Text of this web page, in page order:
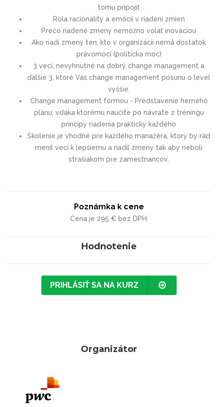
tomu pripojiť
Rola racionality a emócií v riadení zmien
Prečo riadené zmeny nemožno volať inováciou
Ako riadi zmeny ten, kto v organizácii nemá dostatok
právomocí (politicka moc)
3 veci, nevyhnutné na dobrý change management a
ďalšie 3, ktoré Váš change management posunú o level
vyššie.
Change management formou - Predstavenie herného
plánu, vďaka ktorému naučíte po návrate z tréningu
princípy riadenia prakticky každého
Školenie je vhodné pre každého manažéra, ktorý by rád
menil veci k lepšiemu a riadil zmeny tak aby neboli
strašiakom pre zamestnancov.
Poznámka k cene
Cena je 295 € bez DPH.
Hodnotenie
PRIHLÁSIŤ SA NA KURZ
Organizátor